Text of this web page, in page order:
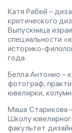
Катя Рабей –
критического
Выпускница
специальности
историко-
года.
Белла Антонио –
фотограф,
ювелирки,
Маша Старикова
Школу
факультет